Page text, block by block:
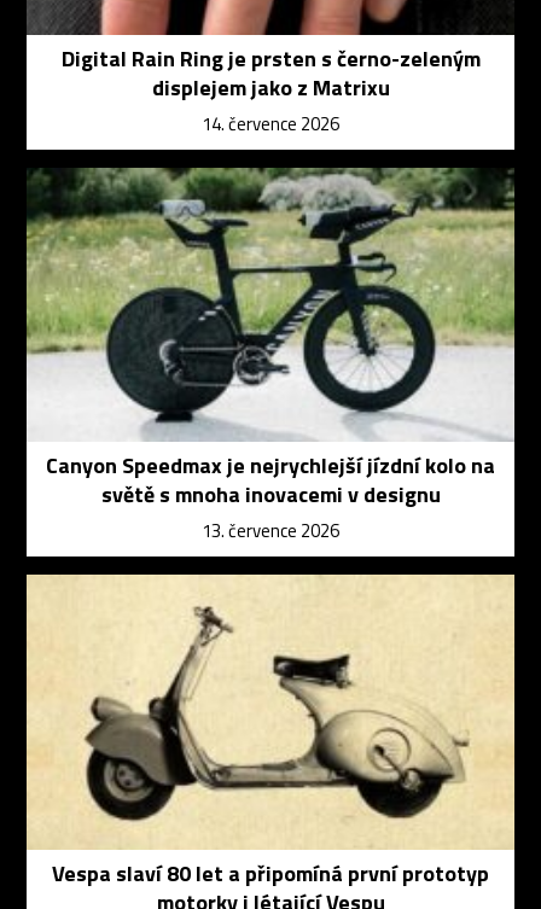
Digital Rain Ring je prsten s černo-zeleným
displejem jako z Matrixu
14. července 2026
Canyon Speedmax je nejrychlejší jízdní kolo na
světě s mnoha inovacemi v designu
13. července 2026
Vespa slaví 80 let a připomíná první prototyp
motorky i létající Vespu